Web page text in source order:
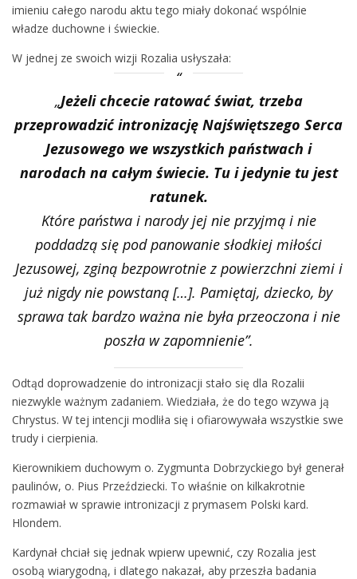
imieniu całego narodu aktu tego miały dokonać wspólnie
władze duchowne i świeckie.
W jednej ze swoich wizji Rozalia usłyszała:
„Jeżeli chcecie ratować świat, trzeba
przeprowadzić intronizację Najświętszego Serca
Jezusowego we wszystkich państwach i
narodach na całym świecie. Tu i jedynie tu jest
ratunek.
Które państwa i narody jej nie przyjmą i nie
poddadzą się pod panowanie słodkiej miłości
Jezusowej, zginą bezpowrotnie z powierzchni ziemi i
już nigdy nie powstaną […]. Pamiętaj, dziecko, by
sprawa tak bardzo ważna nie była przeoczona i nie
poszła w zapomnienie”.
Odtąd doprowadzenie do intronizacji stało się dla Rozalii
niezwykle ważnym zadaniem. Wiedziała, że do tego wzywa ją
Chrystus. W tej intencji modliła się i ofiarowywała wszystkie swe
trudy i cierpienia.
Kierownikiem duchowym o. Zygmunta Dobrzyckiego był generał
paulinów, o. Pius Przeździecki. To właśnie on kilkakrotnie
rozmawiał w sprawie intronizacji z prymasem Polski kard.
Hlondem.
Kardynał chciał się jednak wpierw upewnić, czy Rozalia jest
osobą wiarygodną, i dlatego nakazał, aby przeszła badania